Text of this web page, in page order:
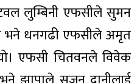
लुम्बिनी एफसीले सुमन
भने धनगढी एफसीले अमृत
एफसी चितवनले विवेक